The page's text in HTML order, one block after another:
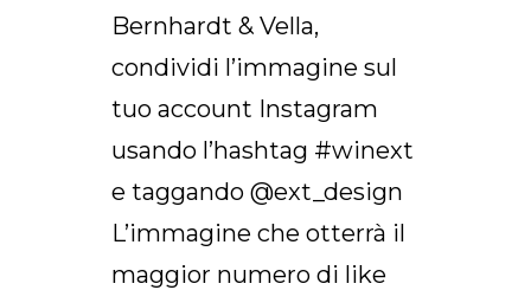
Bernhardt & Vella,
condividi l’immagine sul
tuo account Instagram
usando l’hashtag #winext
e taggando @ext_design
L’immagine che otterrà il
maggior numero di like